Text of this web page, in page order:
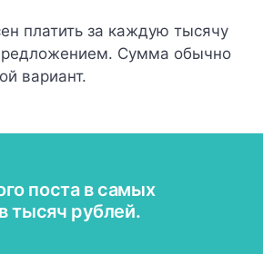
платить за каждую тысячу
Сумма обычно
вариант.
поста в самых
тысяч рублей.